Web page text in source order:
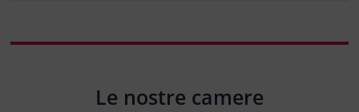
Le nostre camere